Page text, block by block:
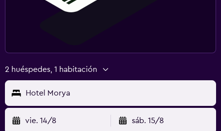
2 huéspedes, 1 habitación
Hotel Morya
vie. 14/8 sáb. 15/8